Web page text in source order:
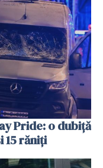
Pride: o dubiță
15 răniți